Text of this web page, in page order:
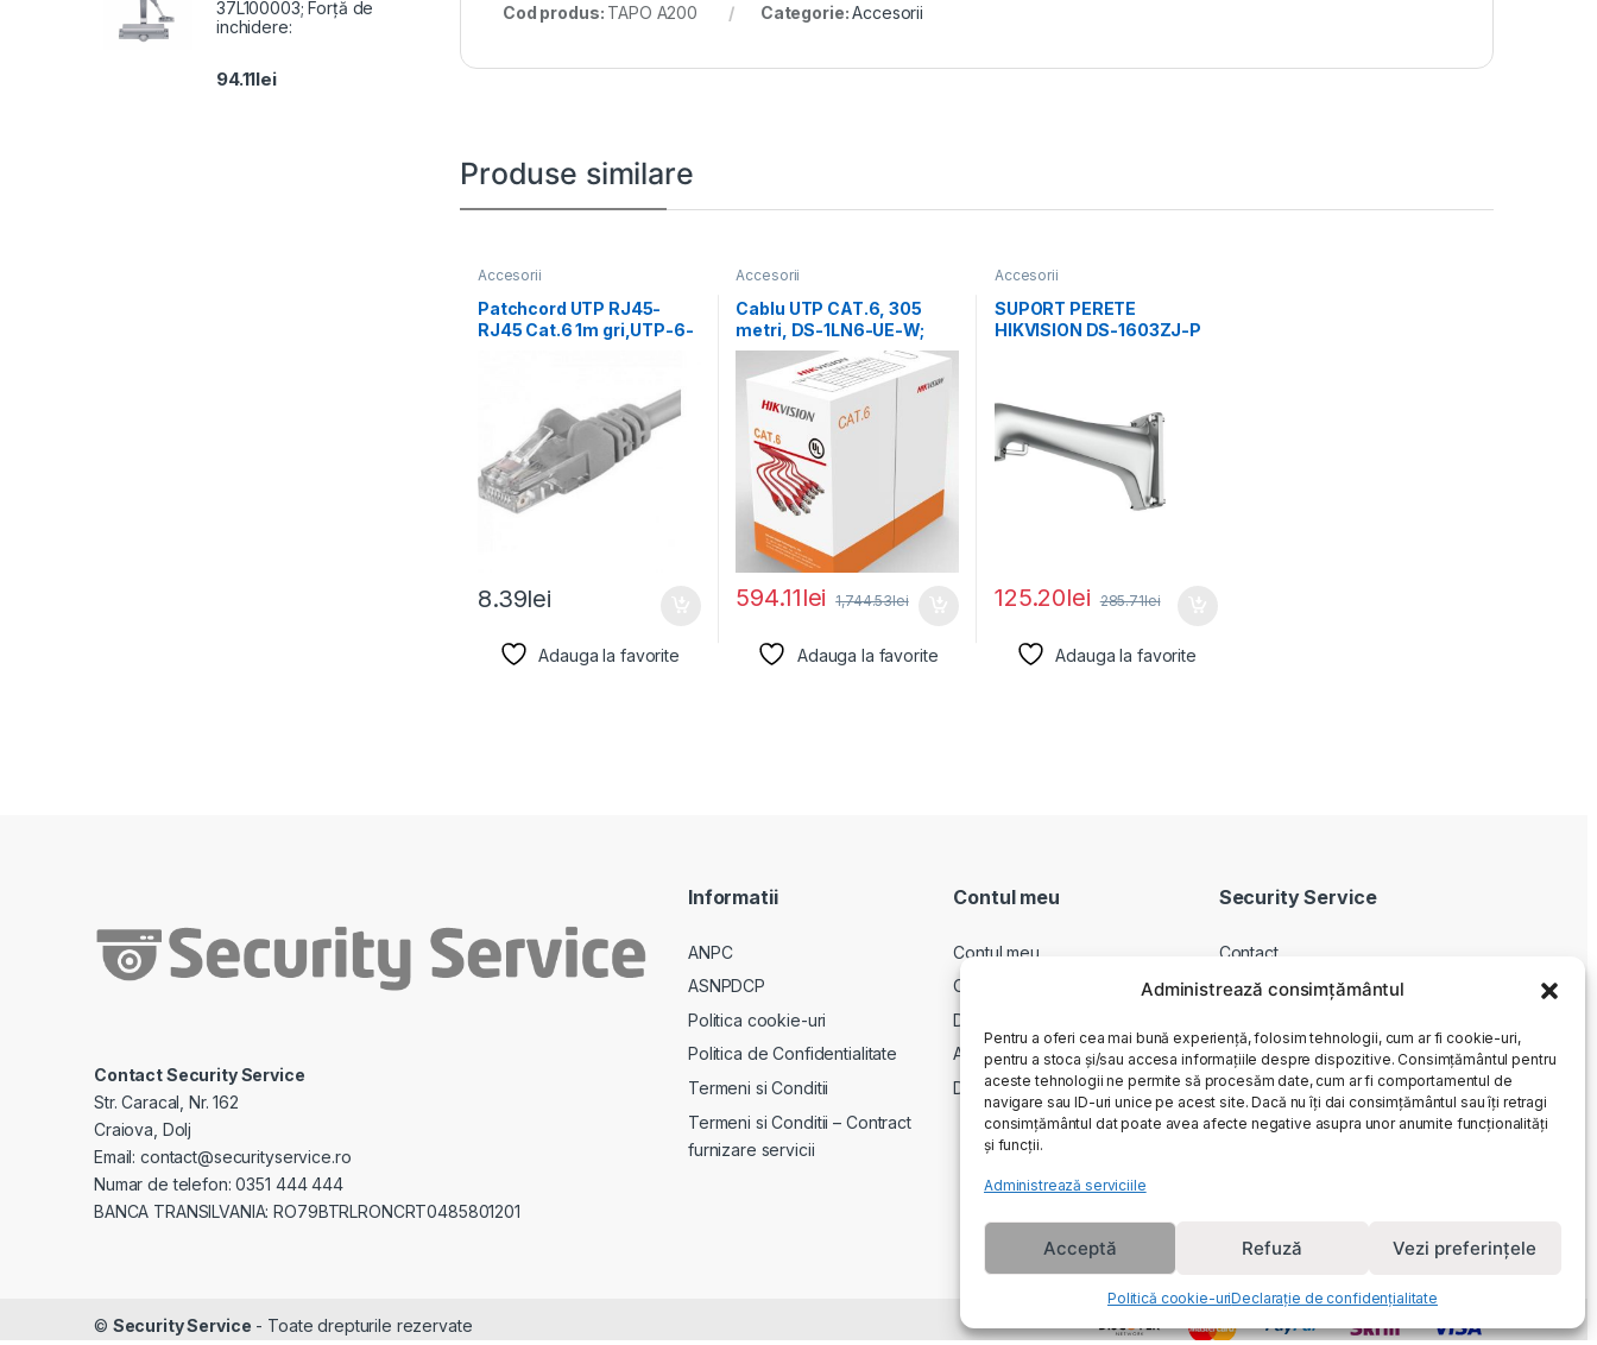
Administrează consimțământul
Pentru a oferi cea mai bună experiență, folosim tehnologii, cum ar fi cookie-uri,
pentru a stoca și/sau accesa informațiile despre dispozitive. Consimțământul pentru
aceste tehnologii ne permite să procesăm date, cum ar fi comportamentul de
navigare sau ID-uri unice pe acest site. Dacă nu îți dai consimțământul sau îți retragi
consimțământul dat poate avea afecte negative asupra unor anumite funcționalități
și funcții.
Administrează serviciile
Acceptă Refuză Vezi preferințele
Politică cookie-uriDeclarație de confidențialitate
Cod produs: TAPO A200 Categorie:Accesorii
Produse similare
Accesorii
Patchcord UTP RJ45-
RJ45 Cat.6 1m gri,UTP-6-
8.39lei
Adauga la favorite
Accesorii
Cablu UTP CAT.6, 305
metri, DS-1LN6-UE-W;
Diametru fir: 0.53mm,
OFC,
594.11lei 1,744.53lei
Adauga la favorite
Accesorii
SUPORT PERETE
HIKVISION DS-1603ZJ-P
125.20lei 285.71lei
Adauga la favorite
37L100003; Forță de
inchidere:
94.11lei
Contact Security Service
Str. Caracal, Nr. 162
Craiova, Dolj
Email: contact@securityservice.ro
Numar de telefon: 0351 444 444
BANCA TRANSILVANIA: RO79BTRLRONCRT0485801201
Informatii
ANPC
ASNPDCP
Politica cookie-uri
Politica de Confidentialitate
Termeni si Conditii
Termeni si Conditii – Contract
furnizare servicii
Contul meu
Contul meu
Comenzi
Descarcari
Adrese
Detalii cont
Security Service
Contact
Despre noi
Service si garantie
Cum cumpar
Returnari
© Security Service - Toate drepturile rezervate